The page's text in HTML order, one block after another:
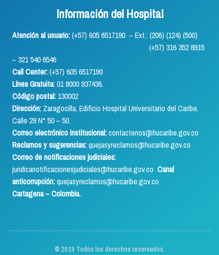
Información del Hospital
Atención al usuario:(+57) 605 6517190 – Ext.: (206) (124) (500)
(+57) 316 352 8915
– 321 540 6546
Call Center:(+57) 605 6517190
Línea Gratuita:01 8000 937436.
Código postal: 130002
Dirección: Zaragocilla, Edificio Hospital Universitario del Caribe,
Calle 29 N° 50 – 50.
Correo electrónico institucional:contactenos@hucaribe.gov.co
Reclamos y sugerencias:quejasyreclamos@hucaribe.gov.co
Correo de notificaciones judiciales:
juridicanotificacionesjudiciales@hucaribe.gov.co Canal
anticorrupción:quejasyreclamos@hucaribe.gov.co
Cartagena – Colombia.
© 2019 Todos los derechos reservados.